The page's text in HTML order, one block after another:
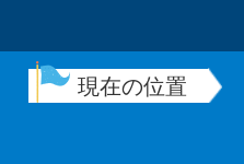
現在の位置